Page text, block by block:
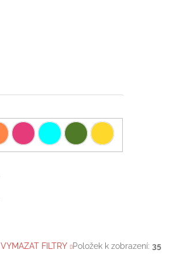
VYMAZAT FILTRY Položek k zobrazení:35